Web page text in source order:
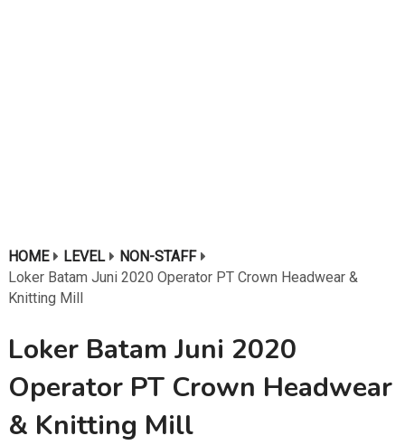
HOME LEVEL
NON-STAFF
Loker Batam Juni 2020 Operator PT Crown Headwear &
Knitting Mill
Loker Batam Juni 2020
Operator PT Crown Headwear
& Knitting Mill